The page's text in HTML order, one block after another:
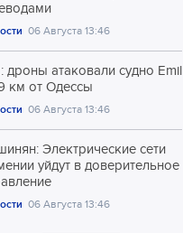
06 Августа 13:46
дроны атаковали судно Emil
км от Одессы
06 Августа 13:46
Электрические сети
уйдут в доверительное
06 Августа 13:46